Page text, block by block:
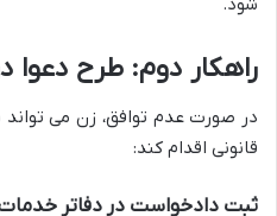
شود.
راهکار دوم: طرح دعوا
در صورت عدم توافق، زن می تواند
قانونی اقدام کند:
ثبت دادخواست در دفاتر